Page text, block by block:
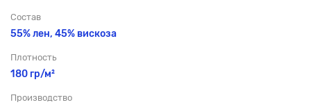
Состав
55% лен, 45% вискоза
Плотность
180 гр/м²
Производство